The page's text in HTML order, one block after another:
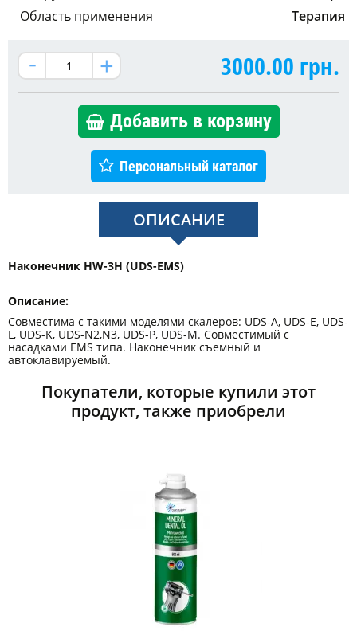
Область применения
Терапия
3000.00 грн.
Добавить в корзину
Персональный каталог
ОПИСАНИЕ
Наконечник HW-3H (UDS-EMS)
Описание:
Совместима с такими моделями скалеров: UDS-A, UDS-E, UDS-
L, UDS-K, UDS-N2,N3, UDS-P, UDS-M. Совместимый с
насадками EMS типа. Наконечник съемный и
автоклавируемый.
Покупатели, которые купили этот
продукт, также приобрели